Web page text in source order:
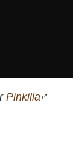
Pinkilla